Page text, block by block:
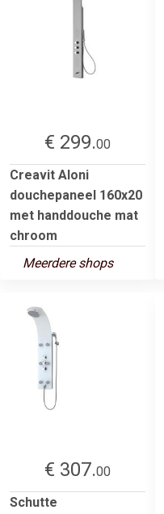
€ 299.00
Creavit Aloni
douchepaneel 160x20
met handdouche mat
chroom
Meerdere shops
€ 307.00
Schutte